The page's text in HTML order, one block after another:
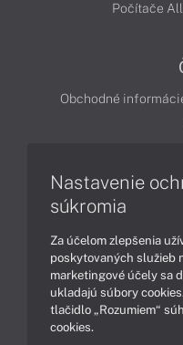
Počítače
Obchodné
Ako nakupovať
Podpora a servis
Nastavenie
súkromia
Za účelom zlepšenia
poskytovaných služieb
marketingové účely sa
ukladajú súbory
tlačidlo „Rozumiem“
cookies.